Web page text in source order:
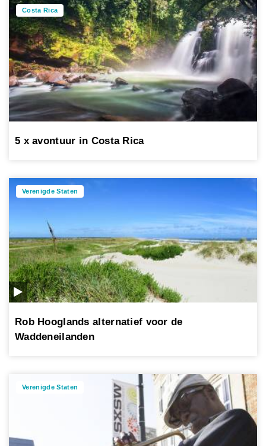
Costa Rica
5 x avontuur in Costa Rica
Verenigde Staten
Rob Hooglands alternatief voor de
Waddeneilanden
Verenigde Staten